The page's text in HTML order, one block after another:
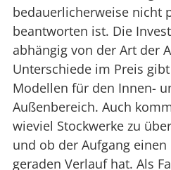
bedauerlicherweise nicht
beantworten ist. Die
abhängig von der Art der
Unterschiede im Preis
Modellen für den Innen-
Außenbereich. Auch
wieviel Stockwerke zu
und ob der Aufgang
geraden Verlauf hat. Als